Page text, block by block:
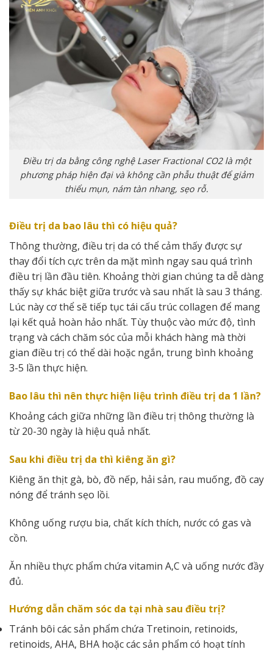
Điều trị da bằng công nghệ Laser Fractional CO2 là một
phương pháp hiện đại và không cần phẫu thuật để giảm
thiểu mụn, nám tàn nhang, sẹo rỗ.
Điều trị da bao lâu thì có hiệu quả?
Thông thường, điều trị da có thể cảm thấy được sự
thay đổi tích cực trên da mặt mình ngay sau quá trình
điều trị lần đầu tiên. Khoảng thời gian chúng ta dễ dàng
thấy sự khác biệt giữa trước và sau nhất là sau 3 tháng.
Lúc này cơ thể sẽ tiếp tục tái cấu trúc collagen để mang
lại kết quả hoàn hảo nhất. Tùy thuộc vào mức độ, tình
trạng và cách chăm sóc của mỗi khách hàng mà thời
gian điều trị có thể dài hoặc ngắn, trung bình khoảng
3-5 lần thực hiện.
Bao lâu thì nên thực hiện liệu trình điều trị da 1 lần?
Khoảng cách giữa những lần điều trị thông thường là
từ 20-30 ngày là hiệu quả nhất.
Sau khi điều trị da thì kiêng ăn gì?
Kiêng ăn thịt gà, bò, đồ nếp, hải sản, rau muống, đồ cay
nóng để tránh sẹo lồi.
Không uống rượu bia, chất kích thích, nước có gas và
cồn.
Ăn nhiều thực phẩm chứa vitamin A,C và uống nước đầy
đủ.
Hướng dẫn chăm sóc da tại nhà sau điều trị?
Tránh bôi các sản phẩm chứa Tretinoin, retinoids,
retinoids, AHA, BHA hoặc các sản phẩm có hoạt tính